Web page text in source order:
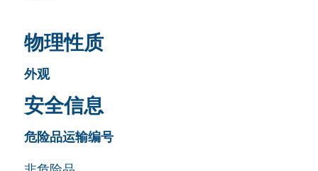
物理性质
外观
安全信息
危险品运输编号